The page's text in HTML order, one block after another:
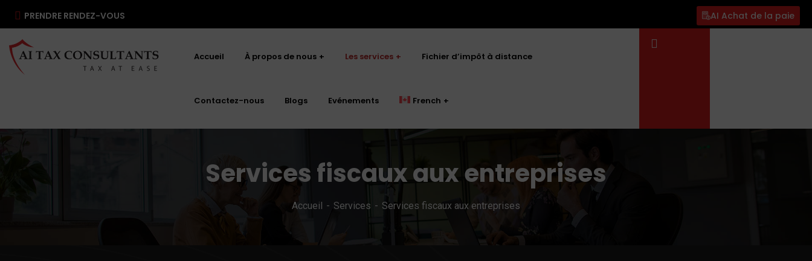
PRENDRE RENDEZ-VOUS AI Achat de la paie
Accueil À propos de nous Les services Fichier d’impôt à distance
Contactez-nous Blogs Evénements French
Services fiscaux aux entreprises
Accueil Services Services fiscaux aux entreprises